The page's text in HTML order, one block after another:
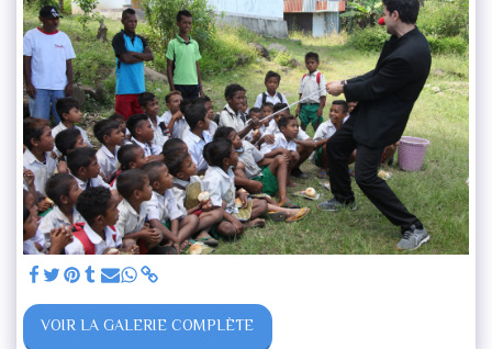
VOIR LA GALERIE COMPLÈTE